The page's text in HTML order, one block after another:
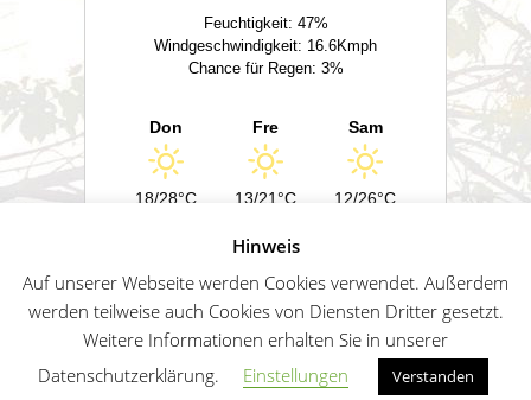
Feuchtigkeit: 47%
Windgeschwindigkeit: 16.6Kmph
Chance für Regen: 3%
Don
18/28°C
Fre
13/21°C
Sam
12/26°C
Impressum Datenschutz Sitemap German
Penguin WordPress Theme kreiert von WPZOO
Hinweis
Auf unserer Webseite werden Cookies verwendet. Außerdem
werden teilweise auch Cookies von Diensten Dritter gesetzt.
Weitere Informationen erhalten Sie in unserer
Datenschutzerklärung.
Einstellungen Verstanden